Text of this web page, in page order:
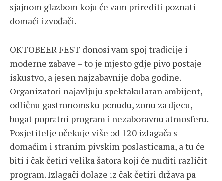
sjajnom glazbom koju će vam prirediti poznati
domaći izvođači.
OKTOBEER FEST donosi vam spoj tradicije i
moderne zabave – to je mjesto gdje pivo postaje
iskustvo, a jesen najzabavnije doba godine.
Organizatori najavljuju spektakularan ambijent,
odličnu gastronomsku ponudu, zonu za djecu,
bogat popratni program i nezaboravnu atmosferu.
Posjetitelje očekuje više od 120 izlagača s
domaćim i stranim pivskim poslasticama, a tu će
biti i čak četiri velika šatora koji će nuditi različit
program. Izlagači dolaze iz čak četiri država pa